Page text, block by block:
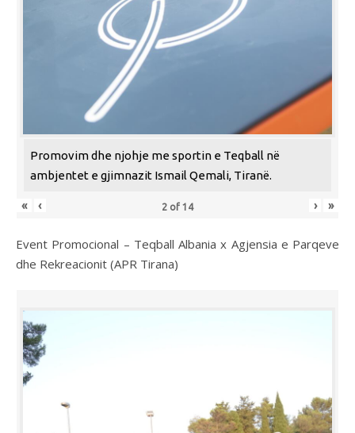
Promovim dhe njohje me sportin e Teqball në
ambjentet e gjimnazit Ismail Qemali, Tiranë.
« ‹ 2 of 14 › »
Event Promocional – Teqball Albania x Agjensia e Parqeve
dhe Rekreacionit (APR Tirana)